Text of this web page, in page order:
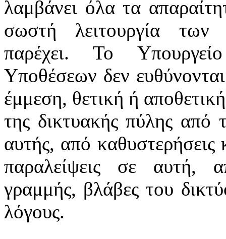
λαμβάνει όλα τα
σωστή λειτουργία των
παρέχει. Το
Υποθέσεων δεν
έμμεση, θετική ή
της δικτυακής πύλης
αυτής, από
παραλείψεις σε αυτή,
γραμμής, βλάβες του
λόγους.